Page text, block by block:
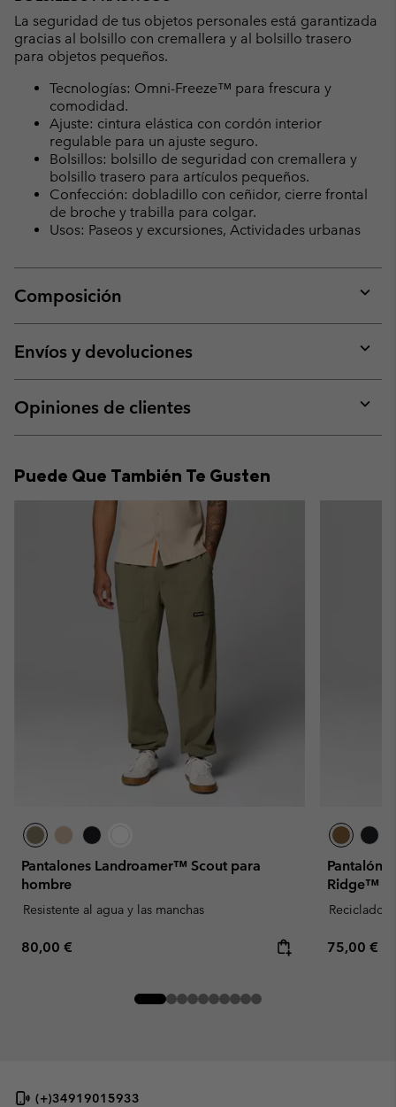
La seguridad de tus objetos personales está garantizada
gracias al bolsillo con cremallera y al bolsillo trasero
para objetos pequeños.
Tecnologías: Omni-Freeze™ para frescura y
comodidad.
Ajuste: cintura elástica con cordón interior
regulable para un ajuste seguro.
Bolsillos: bolsillo de seguridad con cremallera y
bolsillo trasero para artículos pequeños.
Confección: dobladillo con ceñidor, cierre frontal
de broche y trabilla para colgar.
Usos: Paseos y excursiones, Actividades urbanas
Composición
or
Envíos y devoluciones
or
Opiniones de clientes
or
Puede Que También Te Gusten
Pantalones Landroamer™ Scout para
hombre
Resistente al agua y las manchas
Regular price:
80,00 €
Pantalón
Ridge™
Reciclado
Regular
75,00 €
(+)34919015933